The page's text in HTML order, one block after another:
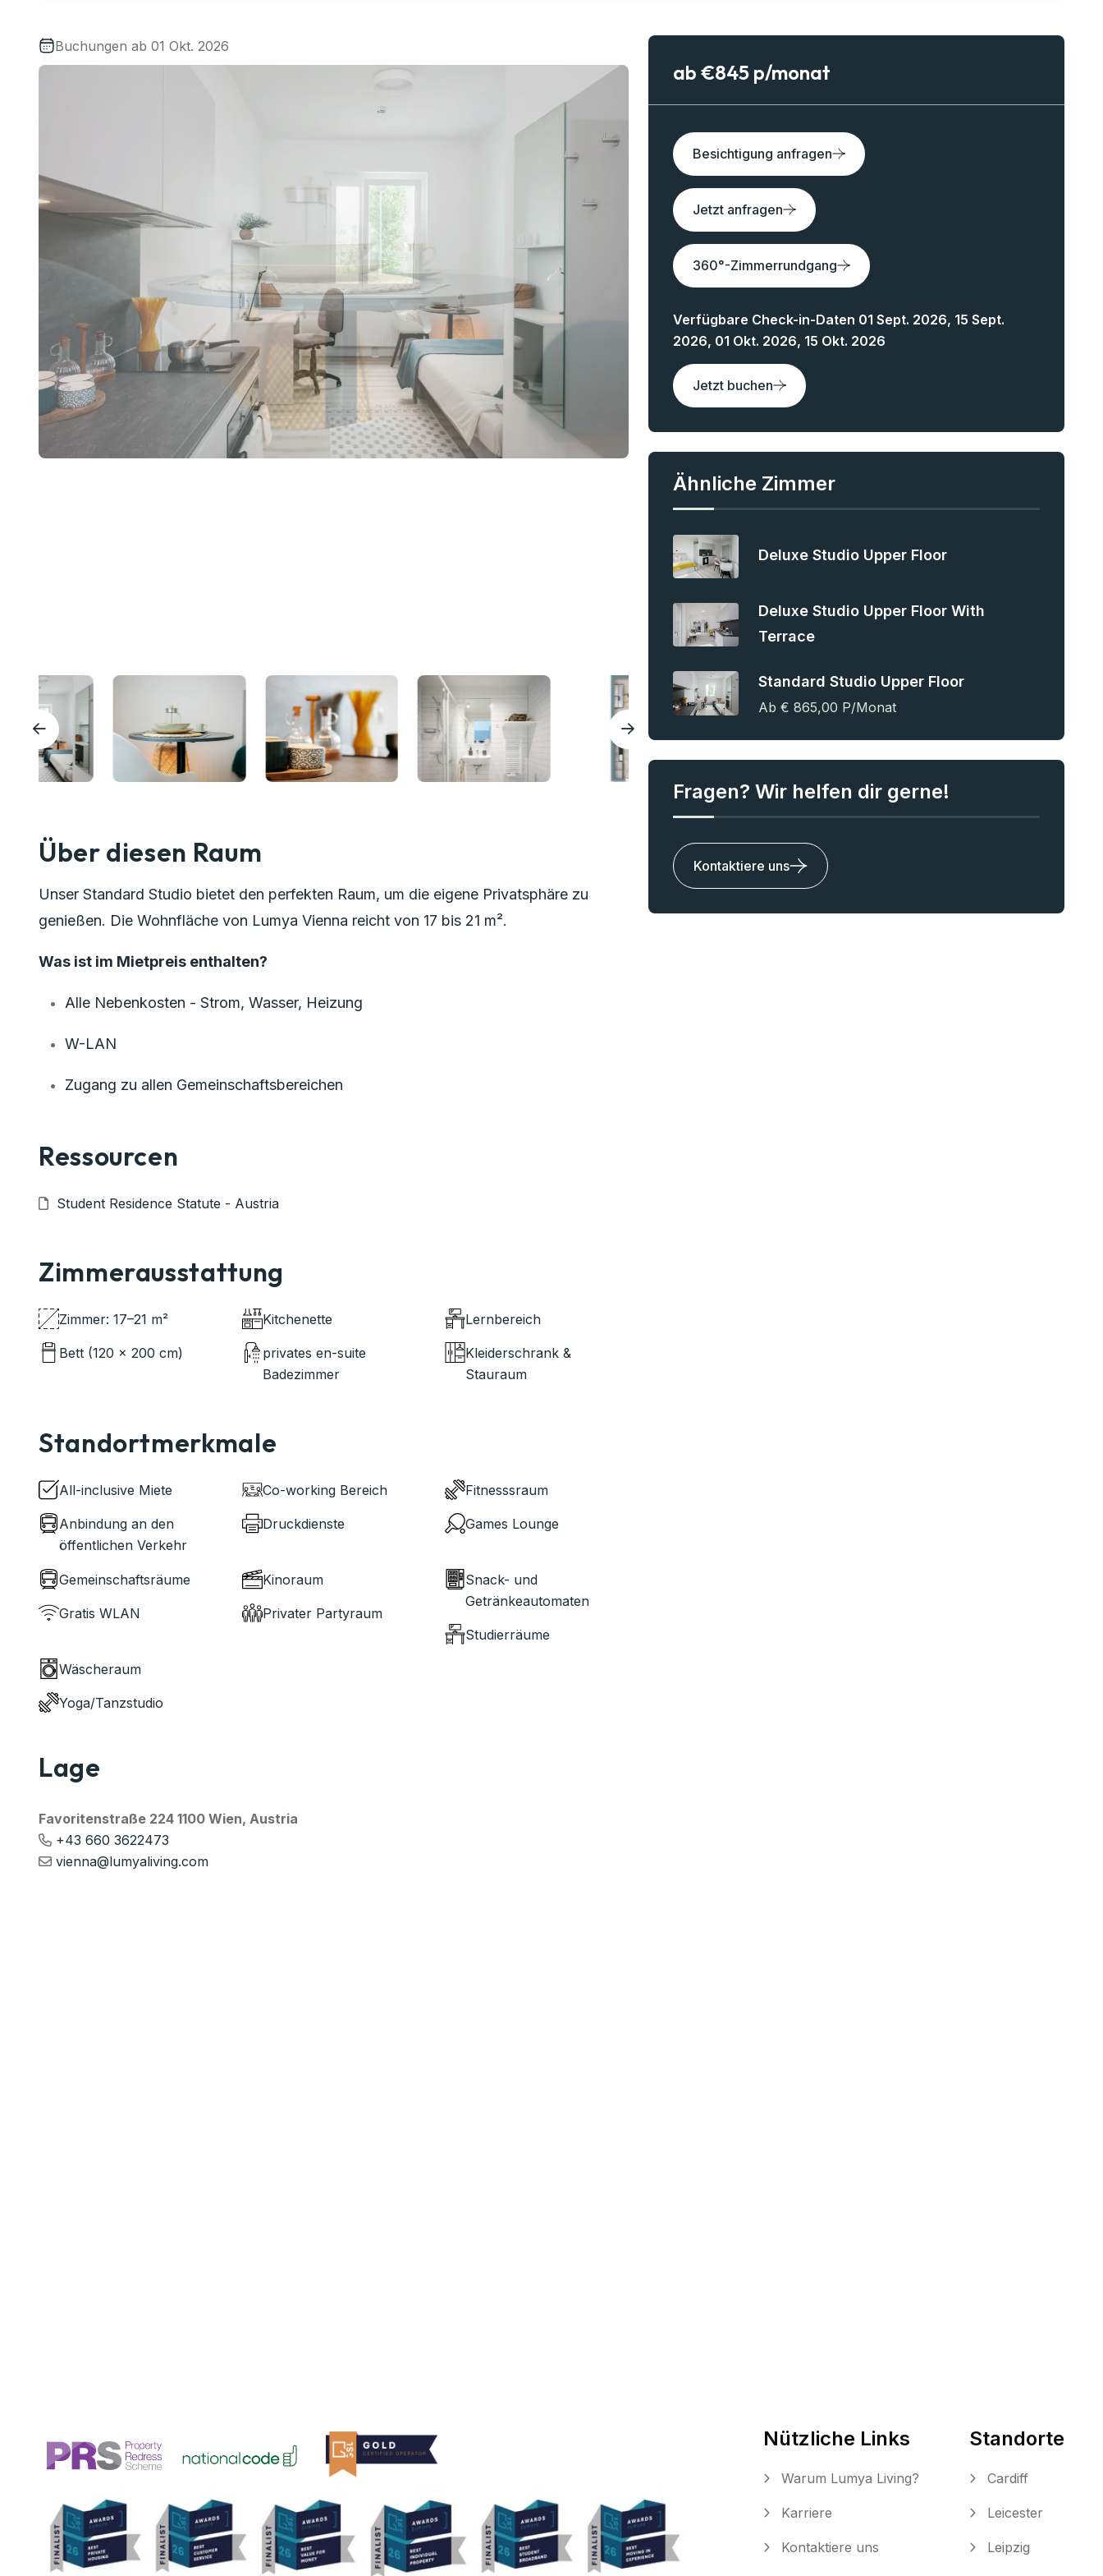
Buchungen ab 01 Okt. 2026
Über diesen Raum
Unser Standard Studio bietet den perfekten Raum, um die eigene Privatsphäre zu
genießen. Die Wohnfläche von Lumya Vienna reicht von 17 bis 21 m².
Was ist im Mietpreis enthalten?
Alle Nebenkosten - Strom, Wasser, Heizung
W-LAN
Zugang zu allen Gemeinschaftsbereichen
Ressourcen
Student Residence Statute - Austria
Zimmerausstattung
Zimmer: 17–21 m²
Bett (120 × 200 cm)
Kitchenette
privates en-suite
Badezimmer
Lernbereich
Kleiderschrank &
Stauraum
Standortmerkmale
All-inclusive Miete
Anbindung an den
öffentlichen Verkehr
Co-working Bereich
Druckdienste
Fitnesssraum
Games Lounge
Gemeinschaftsräume
Gratis WLAN
Kinoraum
Privater Partyraum
Snack- und
Getränkeautomaten
Studierräume
Wäscheraum
Yoga/Tanzstudio
Lage
Favoritenstraße 224 1100 Wien, Austria
+43 660 3622473
vienna@lumyaliving.com
ab €845 p/monat
Besichtigung anfragen
Jetzt anfragen
360°-Zimmerrundgang
Verfügbare Check-in-Daten 01 Sept. 2026, 15 Sept.
2026, 01 Okt. 2026, 15 Okt. 2026
Jetzt buchen
Ähnliche Zimmer
Deluxe Studio Upper Floor
Deluxe Studio Upper Floor With
Terrace
Standard Studio Upper Floor
Ab € 865,00 P/monat
Fragen? Wir helfen dir gerne!
Kontaktiere uns
Nützliche Links
Warum Lumya Living?
Karriere
Kontaktiere uns
Standorte
Cardiff
Leicester
Leipzig